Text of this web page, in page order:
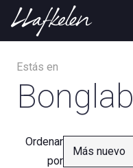
Estás en
Bonglab
Ordenar
por